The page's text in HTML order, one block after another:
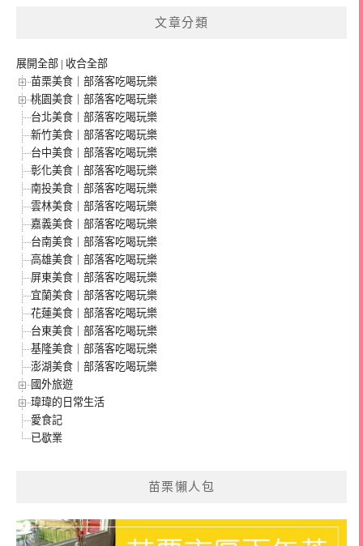
文章分類
展開全部 | 收合全部
苗栗美食｜部落客吃喝玩樂
桃園美食｜部落客吃喝玩樂
台北美食｜部落客吃喝玩樂
新竹美食｜部落客吃喝玩樂
台中美食｜部落客吃喝玩樂
彰化美食｜部落客吃喝玩樂
南投美食｜部落客吃喝玩樂
雲林美食｜部落客吃喝玩樂
嘉義美食｜部落客吃喝玩樂
台南美食｜部落客吃喝玩樂
高雄美食｜部落客吃喝玩樂
屏東美食｜部落客吃喝玩樂
宜蘭美食｜部落客吃喝玩樂
花蓮美食｜部落客吃喝玩樂
台東美食｜部落客吃喝玩樂
基隆美食｜部落客吃喝玩樂
澎湖美食｜部落客吃喝玩樂
國外旅遊
瑋瑋的日常生活
愛食記
已歇業
苗栗懶人包